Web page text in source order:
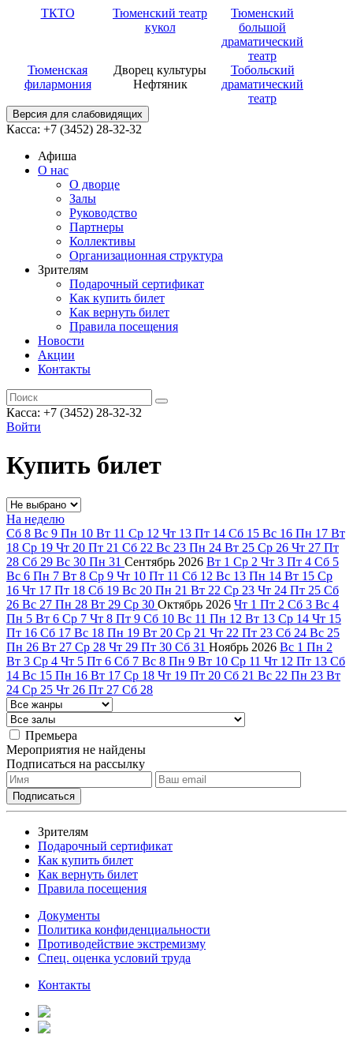
ТКТО
Тюменский театр
кукол
Тюменский
большой
драматический
театр
Тюменская
филармония
Дворец культуры
Нефтяник
Тобольский
драматический
театр
Версия для слабовидящих
Касса: +7 (3452) 28-32-32
Афиша
О нас
О дворце
Залы
Руководство
Партнеры
Коллективы
Организационная структура
Зрителям
Подарочный сертификат
Как купить билет
Как вернуть билет
Правила посещения
Новости
Акции
Контакты
Касса: +7 (3452) 28-32-32
Войти
Купить билет
На неделю
Сб 8 Вс 9 Пн 10 Вт 11 Ср 12 Чт 13 Пт 14 Сб 15 Вс 16 Пн 17 Вт
18 Ср 19 Чт 20 Пт 21 Сб 22 Вс 23 Пн 24 Вт 25 Ср 26 Чт 27 Пт
28 Сб 29 Вс 30 Пн 31 Сентябрь 2026 Вт 1 Ср 2 Чт 3 Пт 4 Сб 5
Вс 6 Пн 7 Вт 8 Ср 9 Чт 10 Пт 11 Сб 12 Вс 13 Пн 14 Вт 15 Ср
16 Чт 17 Пт 18 Сб 19 Вс 20 Пн 21 Вт 22 Ср 23 Чт 24 Пт 25 Сб
26 Вс 27 Пн 28 Вт 29 Ср 30 Октябрь 2026 Чт 1 Пт 2 Сб 3 Вс 4
Пн 5 Вт 6 Ср 7 Чт 8 Пт 9 Сб 10 Вс 11 Пн 12 Вт 13 Ср 14 Чт 15
Пт 16 Сб 17 Вс 18 Пн 19 Вт 20 Ср 21 Чт 22 Пт 23 Сб 24 Вс 25
Пн 26 Вт 27 Ср 28 Чт 29 Пт 30 Сб 31 Ноябрь 2026 Вс 1 Пн 2
Вт 3 Ср 4 Чт 5 Пт 6 Сб 7 Вс 8 Пн 9 Вт 10 Ср 11 Чт 12 Пт 13 Сб
14 Вс 15 Пн 16 Вт 17 Ср 18 Чт 19 Пт 20 Сб 21 Вс 22 Пн 23 Вт
24 Ср 25 Чт 26 Пт 27 Сб 28
Премьера
Мероприятия не найдены
Подписаться на рассылку
Зрителям
Подарочный сертификат
Как купить билет
Как вернуть билет
Правила посещения
Документы
Политика конфиденциальности
Противодействие экстремизму
Спец. оценка условий труда
Контакты